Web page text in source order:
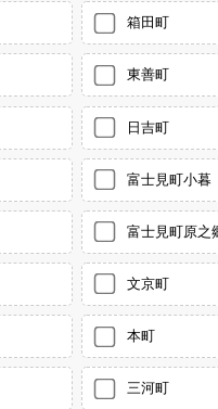
箱田町
東善町
日吉町
富士見町小暮
富士見町原之
文京町
本町
三河町